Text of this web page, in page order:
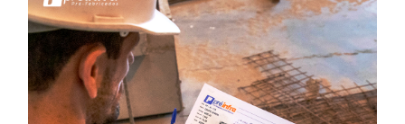
OBRAS
VANTAGENS
MARCAS QUE CONFIAM